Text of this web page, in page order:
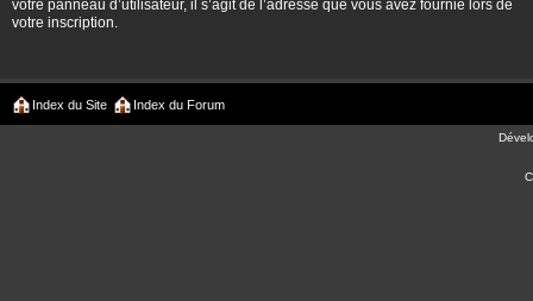
votre panneau d’utilisateur, il s’agit de l’adresse que vous avez fournie lors de
votre inscription.
Index du Site Index du Forum